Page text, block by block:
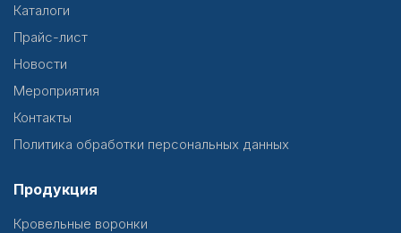
Каталоги
Прайс-лист
Новости
Мероприятия
Контакты
Политика обработки персональных данных
Продукция
Кровельные воронки